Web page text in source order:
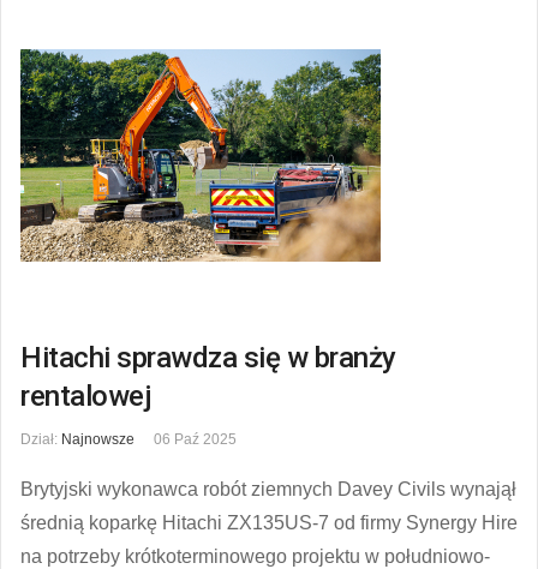
Hitachi sprawdza się w branży
rentalowej
Dział: Najnowsze 06 Paź 2025
Brytyjski wykonawca robót ziemnych Davey Civils wynajął
średnią koparkę Hitachi ZX135US-7 od firmy Synergy Hire
na potrzeby krótkoterminowego projektu w południowo-